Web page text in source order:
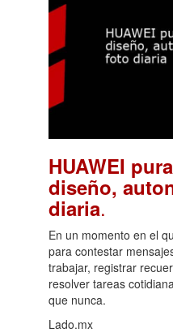
HUAWEI
diseño,
diaria.
En un momento en el
para contestar
trabajar, registrar
resolver tareas
que nunca.
Lado.mx